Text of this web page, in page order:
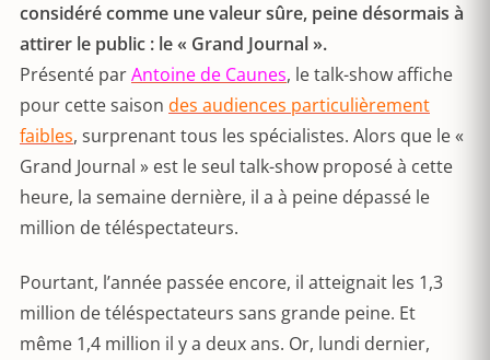
considéré comme une valeur sûre, peine désormais à
attirer le public : le « Grand Journal ».
Présenté parAntoine de Caunes, le talk-show affiche
pour cette saison des audiences particulièrement
faibles, surprenant tous les spécialistes. Alors que le «
Grand Journal » est le seul talk-show proposé à cette
heure, la semaine dernière, il a à peine dépassé le
million de téléspectateurs.
Pourtant, l’année passée encore, il atteignait les 1,3
million de téléspectateurs sans grande peine. Et
même 1,4 million il y a deux ans. Or, lundi dernier,